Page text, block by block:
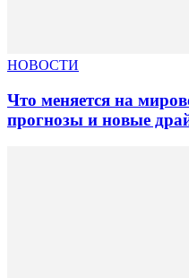
НОВОСТИ
Что меняется на
прогнозы и новые